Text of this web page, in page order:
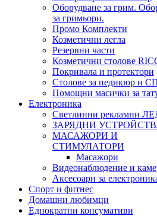
Оборудване за грим.
за гримьори.
Промо Комплекти
Козметични легла
Резервни части
Козметични столове
Покривала и протектори
Столове за педикюр и
Помощни масички за
Електроника
Светлинни рекламни
ЗАРЯДНИ
МАСАЖОРИ И
СТИМУЛАТОРИ
Масажори
Видеонаблюдение и
Аксесоари за
Спорт и фитнес
Домашни любимци
Еднократни консумативи